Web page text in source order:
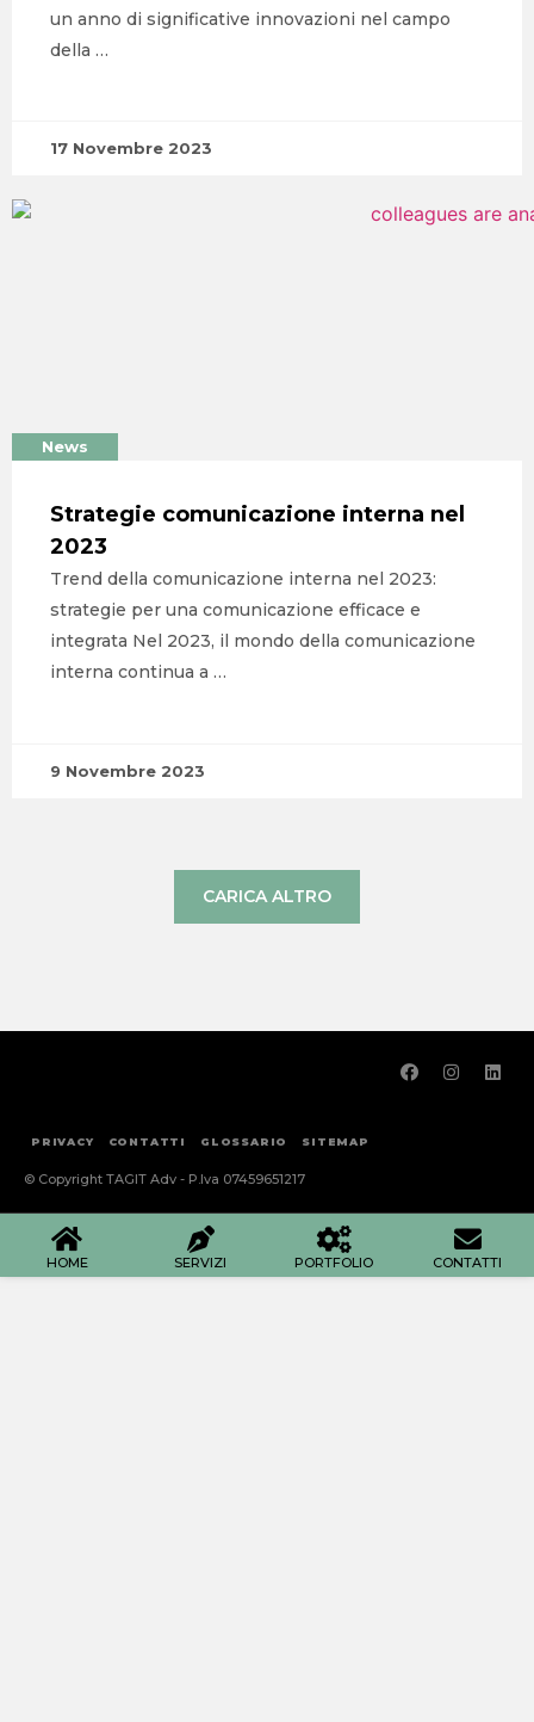
un anno di significative innovazioni nel campo
della …
17 Novembre 2023
News
Strategie comunicazione interna nel
2023
Trend della comunicazione interna nel 2023:
strategie per una comunicazione efficace e
integrata Nel 2023, il mondo della comunicazione
interna continua a …
9 Novembre 2023
CARICA ALTRO
© Copyright TAGIT Adv - P.Iva 07459651217
PRIVACY CONTATTI GLOSSARIO SITEMAP
HOME SERVIZI PORTFOLIO CONTATTI